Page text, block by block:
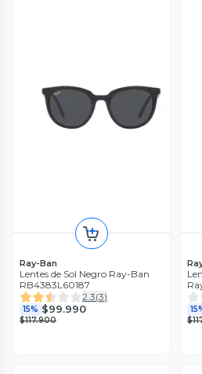
Ray-Ban
Lentes de Sol Negro Ray-Ban
RB4383L60187
2.3(3)
15% $99.990
$117.900